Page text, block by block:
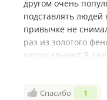
другом очень
подставлять людей
привычке не
раз из золотого
колоссальная! Я
- золото и золото,
деформировалось,
потускнело что
Спасибо 1